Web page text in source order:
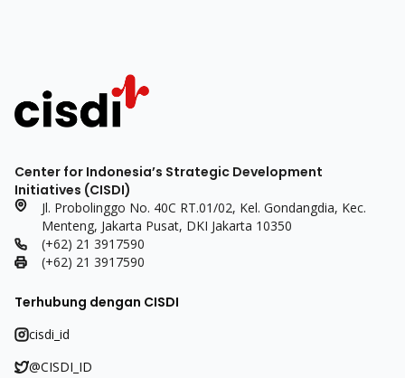
Center for Indonesia’s Strategic Development
Initiatives (CISDI)
Jl. Probolinggo No. 40C RT.01/02, Kel. Gondangdia, Kec.
Menteng, Jakarta Pusat, DKI Jakarta 10350
(+62) 21 3917590
(+62) 21 3917590
Terhubung dengan CISDI
cisdi_id
@CISDI_ID